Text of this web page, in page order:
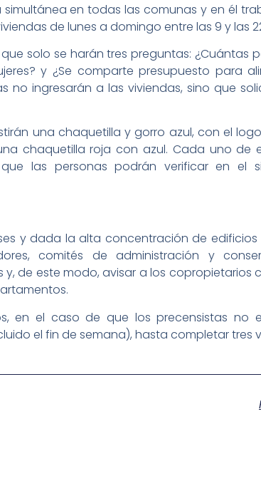
en todas las comunas y en él
de lunes a domingo entre las 9 y las
solo se harán tres preguntas: ¿Cuántas
y ¿Se comparte presupuesto para
no ingresarán a las viviendas, sino que
una chaquetilla y gorro azul, con el logo
chaquetilla roja con azul. Cada uno de
las personas podrán verificar en el
y dada la alta concentración de
comités de administración y
de este modo, avisar a los copropietarios
en el caso de que los precensistas no
el fin de semana), hasta completar tres